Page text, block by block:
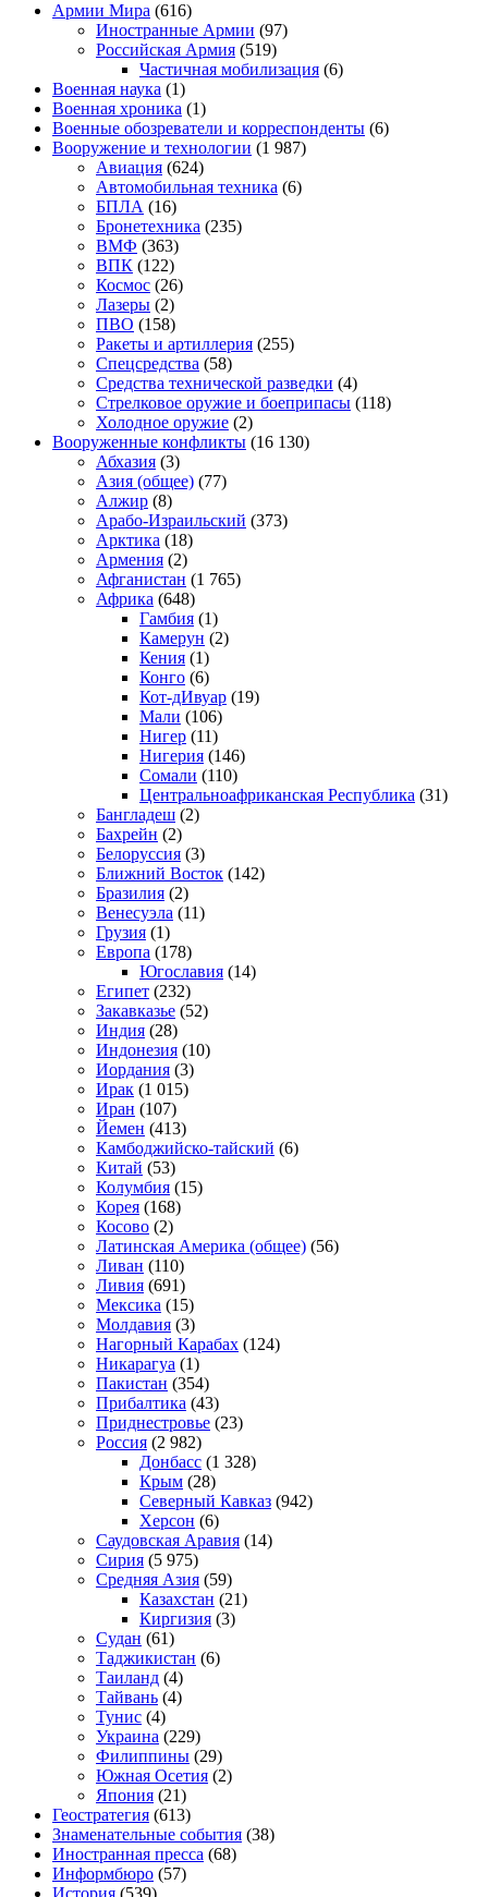
Армии Мира (616)
Иностранные Армии (97)
Российская Армия (519)
Частичная мобилизация (6)
Военная наука (1)
Военная хроника (1)
Военные обозреватели и корреспонденты (6)
Вооружение и технологии (1 987)
Авиация (624)
Автомобильная техника (6)
БПЛА (16)
Бронетехника (235)
ВМФ (363)
ВПК (122)
Космос (26)
Лазеры (2)
ПВО (158)
Ракеты и артиллерия (255)
Спецсредства (58)
Средства технической разведки (4)
Стрелковое оружие и боеприпасы (118)
Холодное оружие (2)
Вооруженные конфликты (16 130)
Абхазия (3)
Азия (общее) (77)
Алжир (8)
Арабо-Израильский (373)
Арктика (18)
Армения (2)
Афганистан (1 765)
Африка (648)
Гамбия (1)
Камерун (2)
Кения (1)
Конго (6)
Кот-дИвуар (19)
Мали (106)
Нигер (11)
Нигерия (146)
Сомали (110)
Центральноафриканская Республика (31)
Бангладеш (2)
Бахрейн (2)
Белоруссия (3)
Ближний Восток (142)
Бразилия (2)
Венесуэла (11)
Грузия (1)
Европа (178)
Югославия (14)
Египет (232)
Закавказье (52)
Индия (28)
Индонезия (10)
Иордания (3)
Ирак (1 015)
Иран (107)
Йемен (413)
Камбоджийско-тайский (6)
Китай (53)
Колумбия (15)
Корея (168)
Косово (2)
Латинская Америка (общее) (56)
Ливан (110)
Ливия (691)
Мексика (15)
Молдавия (3)
Нагорный Карабах (124)
Никарагуа (1)
Пакистан (354)
Прибалтика (43)
Приднестровье (23)
Россия (2 982)
Донбасс (1 328)
Крым (28)
Северный Кавказ (942)
Херсон (6)
Саудовская Аравия (14)
Сирия (5 975)
Средняя Азия (59)
Казахстан (21)
Киргизия (3)
Судан (61)
Таджикистан (6)
Таиланд (4)
Тайвань (4)
Тунис (4)
Украина (229)
Филиппины (29)
Южная Осетия (2)
Япония (21)
Геостратегия (613)
Знаменательные события (38)
Иностранная пресса (68)
Информбюро (57)